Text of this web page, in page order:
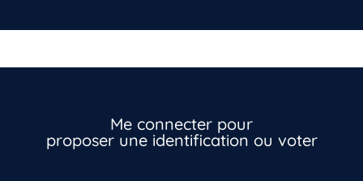
Me connecter pour
proposer une identification ou voter